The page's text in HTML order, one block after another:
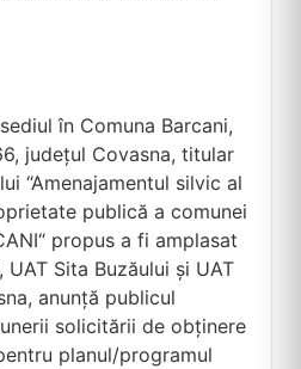
în Comuna Barcani,
județul Covasna, titular
“Amenajamentul silvic al
publică a comunei
propus a fi amplasat
UAT Sita Buzăului și UAT
anunţă publicul
solicitării de obținere
planul/programul